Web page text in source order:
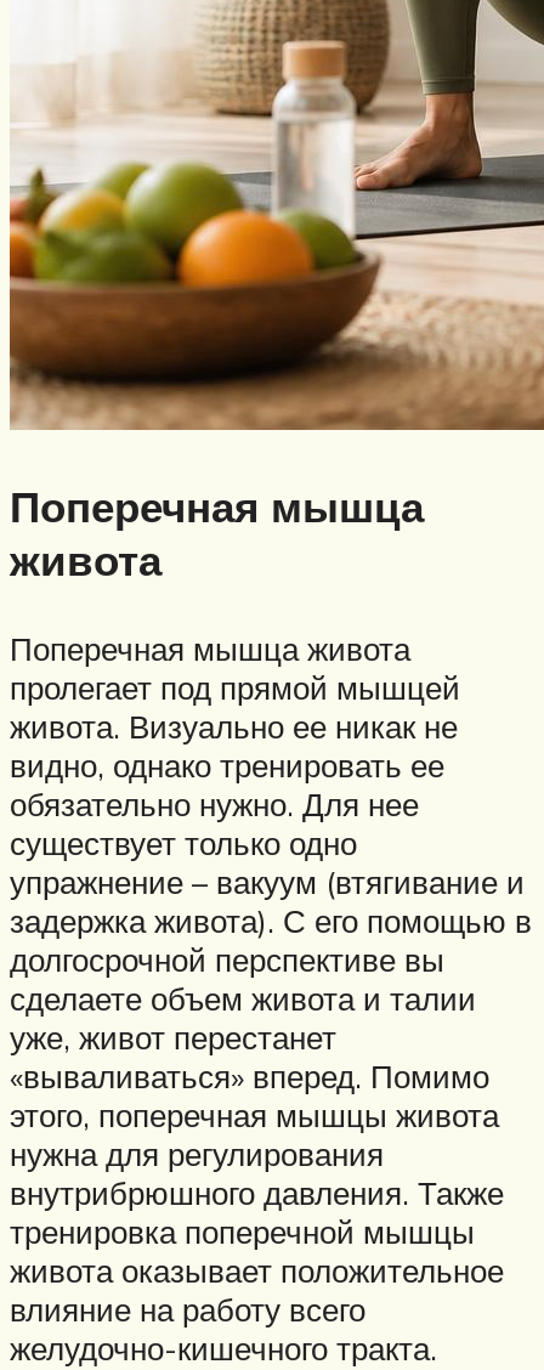
Поперечная мышца
живота
Поперечная мышца живота
пролегает под прямой мышцей
живота. Визуально ее никак не
видно, однако тренировать ее
обязательно нужно. Для нее
существует только одно
упражнение – вакуум (втягивание и
задержка живота). С его помощью в
долгосрочной перспективе вы
сделаете объем живота и талии
уже, живот перестанет
«вываливаться» вперед. Помимо
этого, поперечная мышцы живота
нужна для регулирования
внутрибрюшного давления. Также
тренировка поперечной мышцы
живота оказывает положительное
влияние на работу всего
желудочно-кишечного тракта.